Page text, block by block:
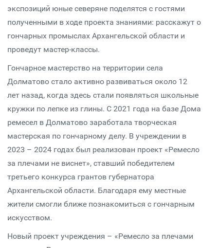
экспозиций юные северяне поделятся с гостями
полученными в ходе проекта знаниями: расскажут о
гончарных промыслах Архангельской области и
проведут мастер-классы.
Гончарное мастерство на территории села
Долматово стало активно развиваться около 12
лет назад, когда здесь стали появляться школьные
кружки по лепке из глины. С 2021 года на базе Дома
ремесел в Долматово заработала творческая
мастерская по гончарному делу. В учреждении в
2023 – 2024 годах был реализован проект «Ремесло
за плечами не виснет», ставший победителем
третьего конкурса грантов губернатора
Архангельской области. Благодаря ему местные
жители смогли ближе познакомиться с гончарным
искусством.
Новый проект учреждения – «Ремесло за плечами